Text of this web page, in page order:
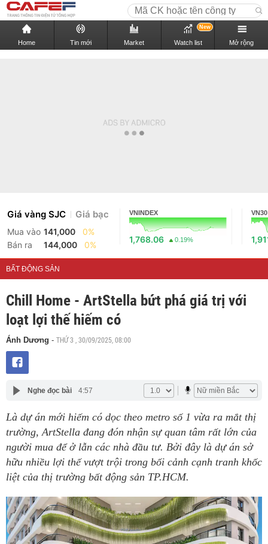
Home Tin mới Market Watch list
New
Mở rộng
Giá vàng SJC Giá bạc
Mua vào 141,000
0%
Bán ra
144,000 0%
VNINDEX
1,768.06 0.19%
VN30
BẤT ĐỘNG SẢN
Chill Home - ArtStella bứt phá giá trị với
loạt lợi thế hiếm có
Ánh Dương - THỨ 3 , 30/09/2025, 08:00
Nghe đọc bài 4:57
Là dự án mới hiếm có dọc theo metro số 1 vừa ra mắt thị
trường, ArtStella đang đón nhận sự quan tâm rất lớn của
người mua để ở lẫn các nhà đầu tư. Bởi đây là dự án sở
hữu nhiều lợi thế vượt trội trong bối cảnh cạnh tranh khốc
liệt của thị trường bất động sản TP.HCM.